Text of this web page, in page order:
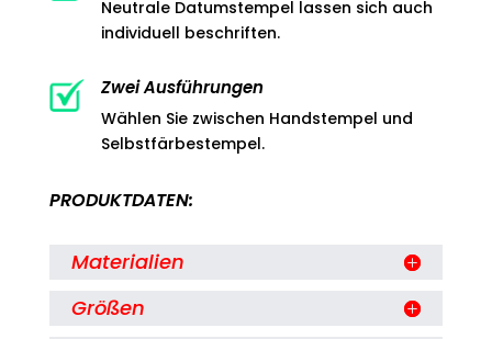
Neutrale Datumstempel lassen sich auch
individuell beschriften.
Zwei Ausführungen
Wählen Sie zwischen Handstempel und
Selbstfärbestempel.
PRODUKTDATEN:
Materialien
Größen